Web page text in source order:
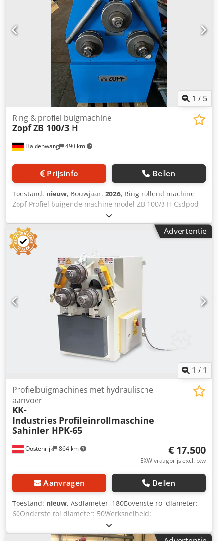
Drukkracht hydraulische cilinder 180 kN - Buigcapaciteit
tot 80x15 mm aan de rand - Ronde buis tot 100x2 mm -
Hoekijzer 70x70x8 mm - Gewicht 800 kg NC-besturing: 2-
assige besturing Aanraakscherm Opslag van 1000
programma's in 19 stappen Interpolatie
1 / 5
Haldenwang 490 km
Ring & profiel buigmachine
ZopfZB 100/3 H
Prijsinfo Bellen
Toestand: nieuw, Bouwjaar: 2026, Ring rollend machine
Zopf Profiel buigende machine model ZB 100/3 H Csdpod
Eyz Uofx Alajha -drie aangedreven assen -Hydraulische
aanpassing voor center roller -digitale uitlezing met
geheugen -werkstand horizontale en verticale -assen
worden ondersteund door de conische lagers -Schuif bars
-as diameter 60 mm -diameter van de roller 215 mm -
belangrijkste motor 1,5 kw -Hydraulische mtor 1 kw -
hydraulische druk 18 ton -opneembaar plat materiële
omhoog tot 80 x 15 mm op rand -ronde buis tot 100 x 2, 0
mm -hoek ijzeren been in en buiten kant 70 x 70 x 8 mm -
gewicht: 800 kg
Advertentie
1 / 1
Oostenrijk 864 km
Profielbuigmachines met hydraulische
aanvoer
KK-
Industries Profileinrollmaschine
Sahinler HPK-65
€ 17.500
EXW vraagprijs excl. btw
Aanvragen Bellen
Toestand: nieuw, Asdiameter: 180Bovenste rol diameter:
60Onderste rol diameter: 50Werksnelheid:
5Motorvermogen: 3Lengte: 1200Breedte: 850Hoogte:
1200Gewicht ongeveer: 1000 Technische gegevens: - Gelast